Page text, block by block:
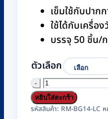
เข็มใช้กับปากก
ใช้ได้กับเครื่อ
บรรจุ 50 ชิ้น/
ตัวเลือก
จำนวน
เข็ม
ใช้
หยิบใส่ตะกร้า
รหัสสินค้า: RM-BG14-LC